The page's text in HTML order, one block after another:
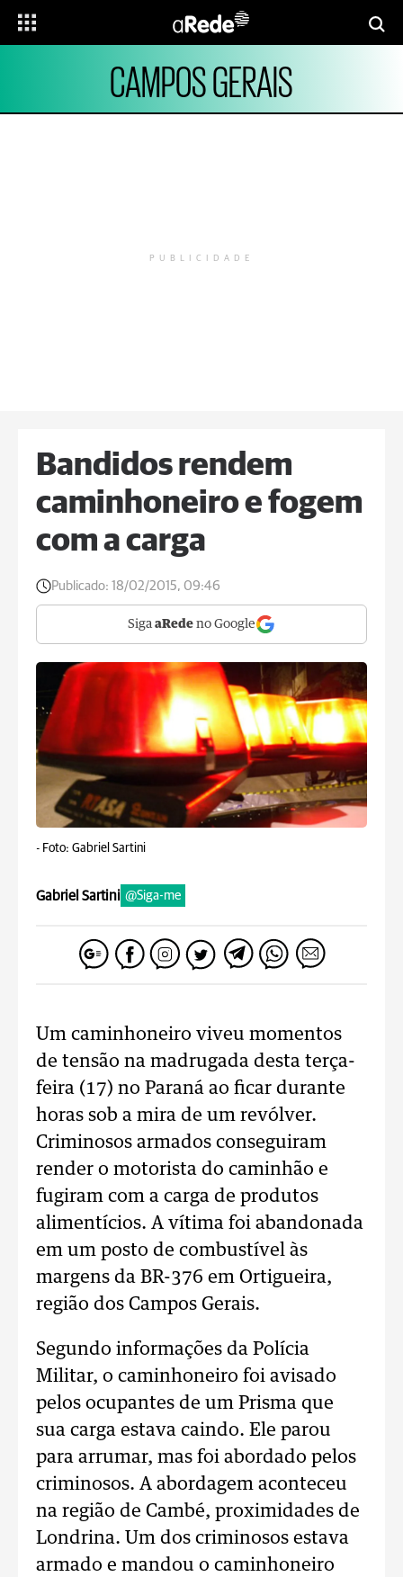
CAMPOS GERAIS
PUBLICIDADE
Bandidos rendem
caminhoneiro e fogem
com a carga
Publicado: 18/02/2015, 09:46
Siga aRede no Google
- Foto: Gabriel Sartini
Gabriel Sartini @Siga-me
Um caminhoneiro viveu momentos
de tensão na madrugada desta terça-
feira (17) no Paraná ao ficar durante
horas sob a mira de um revólver.
Criminosos armados conseguiram
render o motorista do caminhão e
fugiram com a carga de produtos
alimentícios. A vítima foi abandonada
em um posto de combustível às
margens da BR-376 em Ortigueira,
região dos Campos Gerais.
Segundo informações da Polícia
Militar, o caminhoneiro foi avisado
pelos ocupantes de um Prisma que
sua carga estava caindo. Ele parou
para arrumar, mas foi abordado pelos
criminosos. A abordagem aconteceu
na região de Cambé, proximidades de
Londrina. Um dos criminosos estava
armado e mandou o caminhoneiro